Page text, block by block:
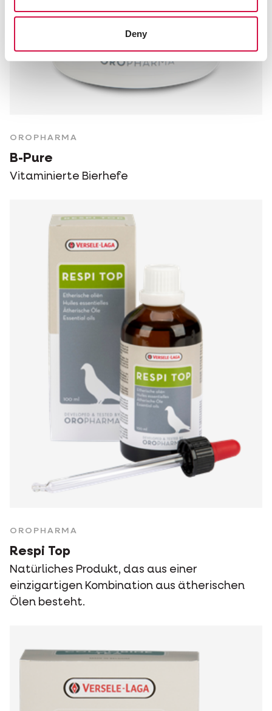
Deny
OROPHARMA
B-Pure
Vitaminierte Bierhefe
OROPHARMA
Respi Top
Natürliches Produkt, das aus einer
einzigartigen Kombination aus ätherischen
Ölen besteht.